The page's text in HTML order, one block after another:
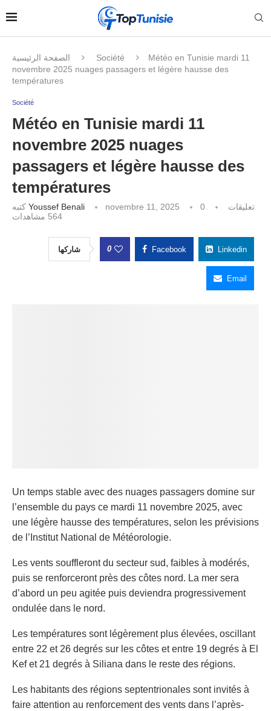
الصفحة الرئيسية Société
Météo en Tunisie mardi 11
novembre 2025 nuages passagers et légère hausse des
températures
Société
Météo en Tunisie mardi 11
novembre 2025 nuages
passagers et légère hausse des
températures
Youssef Benali novembre 11, 2025
0 تعليقات
564 مشاهدات
شاركها 0 Facebook Linkedin
Email
Un temps stable avec des nuages passagers domine sur
l’ensemble du pays ce mardi 11 novembre 2025, avec
une légère hausse des températures, selon les prévisions
de l’Institut National de Météorologie.
Les vents souffleront du secteur sud, faibles à modérés,
puis se renforceront près des côtes nord. La mer sera
d’abord un peu agitée puis deviendra progressivement
ondulée dans le nord.
Les températures sont légèrement plus élevées, oscillant
entre 22 et 26 degrés sur les côtes et entre 19 degrés à El
Kef et 21 degrés à Siliana dans le reste des régions.
Les habitants des régions septentrionales sont invités à
faire attention au renforcement des vents dans l’après-